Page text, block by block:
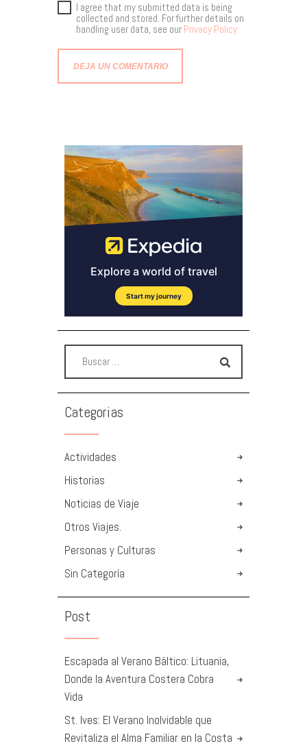
I agree that my submitted data is being
collected and stored. For further details on
handling user data, see our Privacy Policy
Categorias
Actividades
Historias
Noticias de Viaje
Otros Viajes.
Personas y Culturas
Sin Categoría
Post
Escapada al Verano Báltico: Lituania,
Donde la Aventura Costera Cobra
Vida
St. Ives: El Verano Inolvidable que
Revitaliza el Alma Familiar en la Costa